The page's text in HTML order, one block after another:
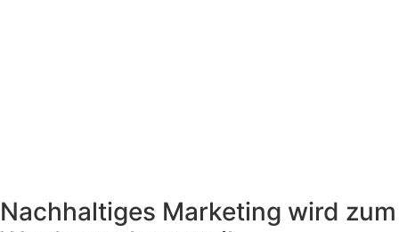
Nachhaltiges Marketing wird zum